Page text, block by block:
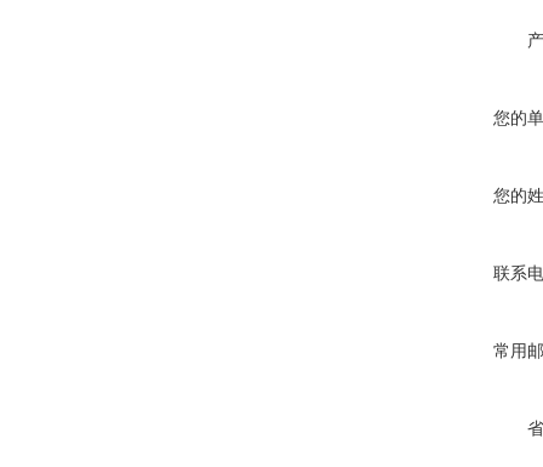
您的
您的
联系
常用